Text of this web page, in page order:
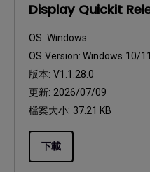
Display Quickit
OS: Windows
OS Version: Windows 10/11
版本: V1.1.28.0
更新: 2026/07/09
檔案大小: 37.21 KB
下載